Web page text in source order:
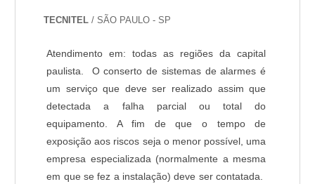
TECNITEL / SÃO PAULO - SP
Atendimento em: todas as regiões da capital
paulista. O conserto de sistemas de alarmes é
um serviço que deve ser realizado assim que
detectada a falha parcial ou total do
equipamento. A fim de que o tempo de
exposição aos riscos seja o menor possível, uma
empresa especializada (normalmente a mesma
em que se fez a instalação) deve ser contatada.